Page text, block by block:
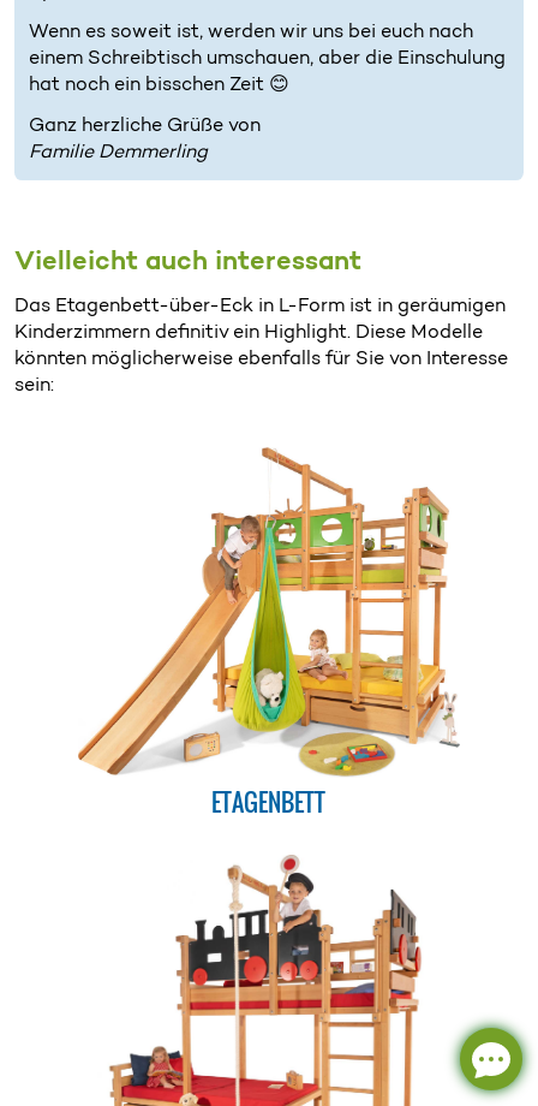
Wenn es soweit ist, werden wir uns bei euch nach
einem Schreibtisch umschauen, aber die Einschulung
hat noch ein bisschen Zeit 😊
Ganz herzliche Grüße von
Familie Demmerling
Vielleicht auch interessant
Das Etagenbett-über-Eck in L-Form ist in geräumigen
Kinderzimmern definitiv ein Highlight. Diese Modelle
könnten möglicherweise ebenfalls für Sie von Interesse
sein:
ETAGENBETT